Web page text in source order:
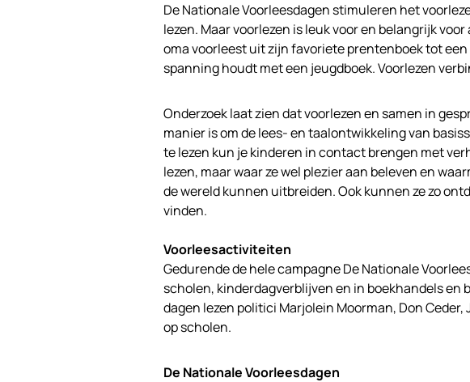
De Nationale Voorleesdagen stimuleren het
lezen. Maar voorlezen is leuk voor en belangrijk
oma voorleest uit zijn favoriete prentenboek tot
spanning houdt met een jeugdboek. Voorlezen
Onderzoek laat zien dat voorlezen en samen in
manier is om de lees- en taalontwikkeling van
te lezen kun je kinderen in contact brengen met
lezen, maar waar ze wel plezier aan beleven en
de wereld kunnen uitbreiden. Ook kunnen ze zo
vinden.
Voorleesactiviteiten
Gedurende de hele campagne De Nationale
scholen, kinderdagverblijven en in boekhandels en
dagen lezen politici Marjolein Moorman, Don
op scholen.
De Nationale Voorleesdagen